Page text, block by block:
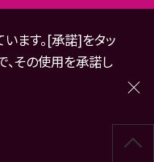
ます。[承諾]をタッ
、その使用を承諾し